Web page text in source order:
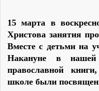
15 марта в
Христова занятия
Вместе с детьми на
Накануне в нашей
православной
школе были